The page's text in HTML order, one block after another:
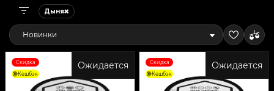
Дыня
Новинки
Ожидается
Скидка
Кешбэк
Ожидается
Скидка
Кешбэк